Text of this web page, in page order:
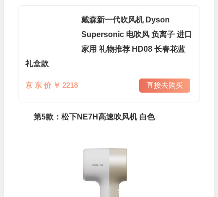
戴森新一代吹风机 Dyson
Supersonic 电吹风 负离子 进口
家用 礼物推荐 HD08 长春花蓝
礼盒款
京 东 价 ￥ 2218 直接去购买
第5款：松下NE7H高速吹风机 白色